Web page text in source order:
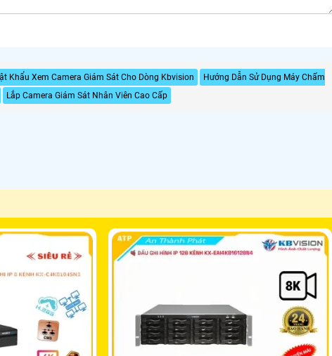
Khẩu Xem Camera Giám Sát Cho Dòng Kbvision
Hướng Dẫn Sử Dụng Máy Chấm
Lắp Camera Giám Sát Nhân Viên Cao Cấp